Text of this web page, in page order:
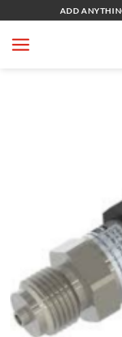
qua
nội
ADD